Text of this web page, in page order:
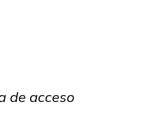
de acceso